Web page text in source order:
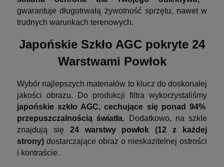
gwarantuje długotrwałą żywotność sprzętu, nawet w
trudnych warunkach terenowych.
Japońskie Szkło AGC pokryte 24
Warstwami Powłok
Wybór najlepszych materiałów to klucz do doskonałej
jakości obrazu. Do produkcji filtra wykorzystaliśmy
japońskie szkło AGC, cechujące się ponad 94%
przepuszczalnością światła. Dodatkowo, na szkle
znajdują się 24 warstwy powłok (12 z każdej
strony) dostarczające obraz o nieskazitelnej ostrości
i kontraście.